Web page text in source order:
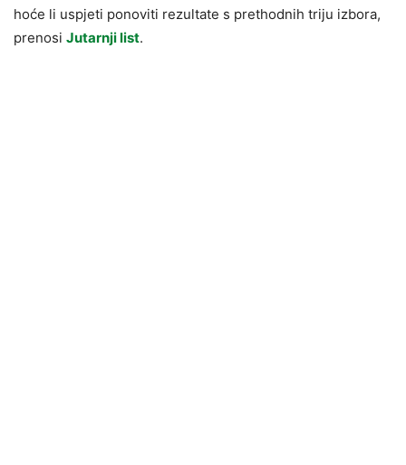
hoće li uspjeti ponoviti rezultate s prethodnih triju izbora,
prenosi Jutarnji list.